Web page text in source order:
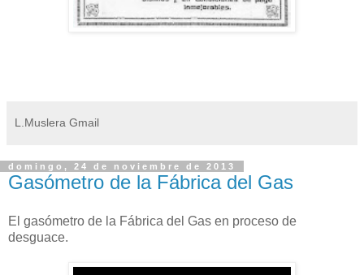
L.Muslera Gmail
domingo, 24 de noviembre de 2013
Gasómetro de la Fábrica del Gas
El gasómetro de la Fábrica del Gas en proceso de
desguace.